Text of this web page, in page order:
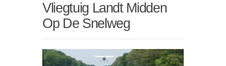
Vliegtuig Landt Midden
Op De Snelweg